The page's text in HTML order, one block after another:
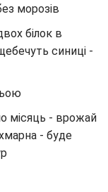
морозів
білок в
синиці -
місяць - врожай
- буде